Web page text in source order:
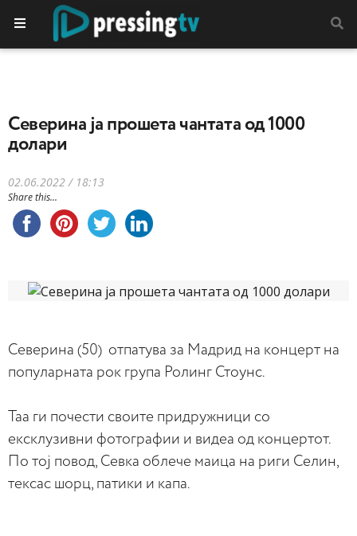
Северина ја прошета чантата од 1000
долари
02.06.2022 / 18:13
Share this...
Северина (50) отпатува за Мадрид на концерт на
популарната рок група Ролинг Стоунс.
Таа ги почести своите придружници со
ексклузивни фотографии и видеа од концертот.
По тој повод, Севка облече маица на риги Селин,
тексас шорц, патики и капа.